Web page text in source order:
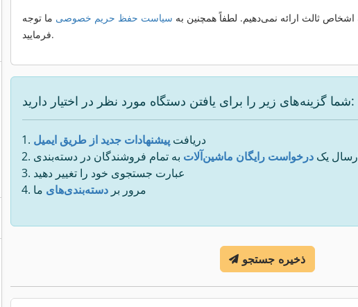
ثالث ارائه نمی‌دهیم. لطفاً همچنین به سیاست حفظ حریم خصوصی ما توجه
فرمایید.
شما گزینه‌های زیر را برای یافتن دستگاه مورد نظر در اختیار دارید:
دریافت پیشنهادات جدید از طریق ایمیل
یک درخواست رایگان ماشین‌آلات به تمام فروشندگان در دسته‌بندی
عبارت جستجوی خود را تغییر دهید
مرور بر دسته‌بندی‌های ما
ذخیره جستجو